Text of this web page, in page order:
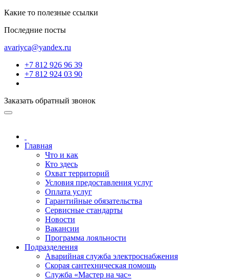
Какие то полезные ссылки
Последние посты
avariyca@yandex.ru
+7 812 926 96 39
+7 812 924 03 90
Заказать обратный звонок
Главная
Что и как
Кто здесь
Охват территорий
Условия предоставления услуг
Оплата услуг
Гарантийные обязательства
Сервисные стандарты
Новости
Вакансии
Программа лояльности
Подразделения
Аварийная служба электроснабжения
Скорая сантехническая помощь
Служба «Мастер на час»